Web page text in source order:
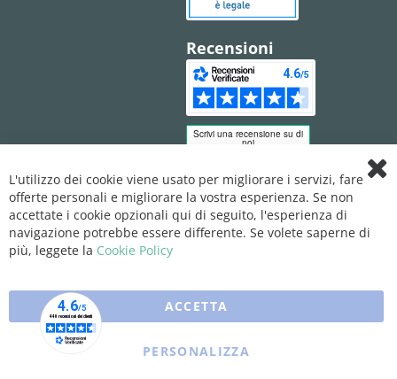
Recensioni
L'utilizzo dei cookie viene usato per migliorare i servizi, fare
offerte personali e migliorare la vostra esperienza. Se non
accettate i cookie opzionali qui di seguito, l'esperienza di
navigazione potrebbe essere differente. Se volete saperne di
più, leggete la Cookie Policy
ACCETTA
PERSONALIZZA